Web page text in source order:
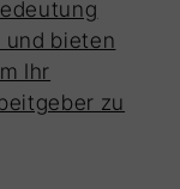
und bieten
Ihr
zu